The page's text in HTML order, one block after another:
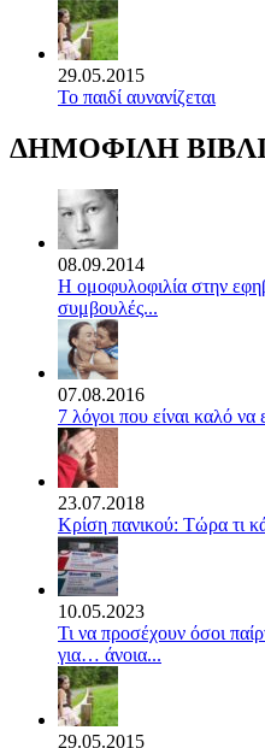
29.05.2015
Το παιδί αυνανίζεται
ΔΗΜΟΦΙΛΗ
08.09.2014
Η ομοφυλοφιλία στην
συμβουλές...
07.08.2016
7 λόγοι που είναι καλό
23.07.2018
Κρίση πανικού: Τώρα τι
10.05.2023
Τι να προσέχουν όσοι
για… άνοια...
29.05.2015